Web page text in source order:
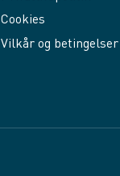
Cookies
Vilkår og betingelser